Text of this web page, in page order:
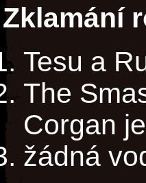
Zklamání
Tesu a
The
Corgan
žádná